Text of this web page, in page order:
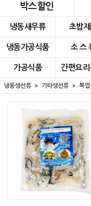
박스할인
냉동새우류 초밥
냉동가공식품 소 스
가공식품 간편요리
냉동생선류 기타생선류 복